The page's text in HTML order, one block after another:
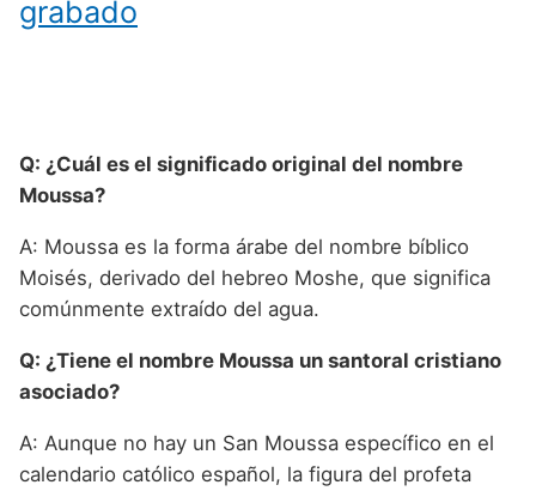
grabado
Q: ¿Cuál es el significado original del nombre
Moussa?
A: Moussa es la forma árabe del nombre bíblico
Moisés, derivado del hebreo Moshe, que significa
comúnmente extraído del agua.
Q: ¿Tiene el nombre Moussa un santoral cristiano
asociado?
A: Aunque no hay un San Moussa específico en el
calendario católico español, la figura del profeta